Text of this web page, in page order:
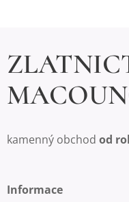
kamenný obchod od
Informace